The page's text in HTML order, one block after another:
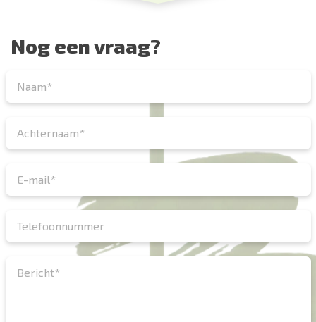
Nog een vraag?